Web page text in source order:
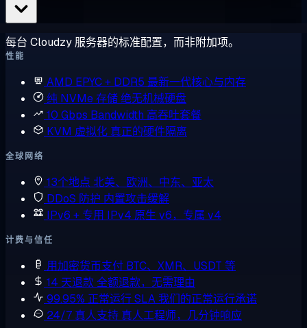
每台 Cloudzy 服务器的标准配置，而非附加项。
性能
AMD EPYC + DDR5 最新一代核心与内存
纯 NVMe 存储绝无机械硬盘
10 Gbps Bandwidth 高吞吐套餐
KVM 虚拟化 真正的硬件隔离
全球网络
13个地点 北美、欧洲、中东、亚太
DDoS 防护 内置攻击缓解
IPv6 + 专用 IPv4 原生 v6，专属 v4
计费与信任
用加密货币支付 BTC、XMR、USDT 等
14 天退款全额退款，无需理由
99.95% 正常运行 SLA我们的正常运行承诺
24/7 真人支持 真人工程师，几分钟响应